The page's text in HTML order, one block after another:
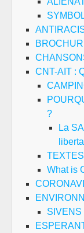
CNT-AIT :
?
La
What is
SIVENS